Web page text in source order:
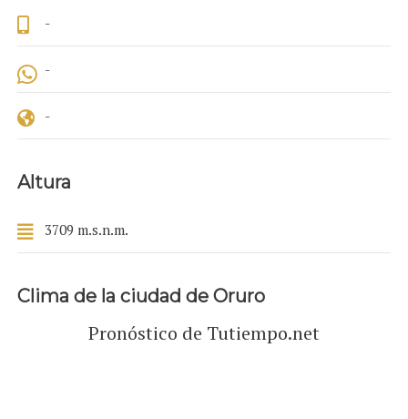
-
-
-
Altura
3709 m.s.n.m.
Clima de la ciudad de Oruro
Pronóstico de Tutiempo.net